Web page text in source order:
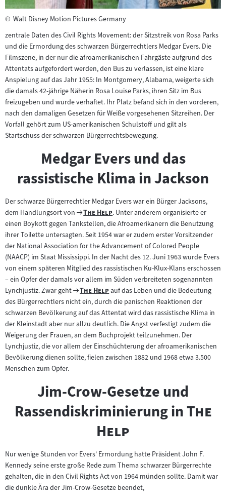
© Walt Disney Motion Pictures Germany
zentrale Daten des Civil Rights Movement: der Sitzstreik von Rosa Parks
und die Ermordung des schwarzen Bürgerrechtlers Medgar Evers. Die
Filmszene, in der nur die afroamerikanischen Fahrgäste aufgrund des
Attentats aufgefordert werden, den Bus zu verlassen, ist eine klare
Anspielung auf das Jahr 1955: In Montgomery, Alabama, weigerte sich
die damals 42-jährige Näherin Rosa Louise Parks, ihren Sitz im Bus
freizugeben und wurde verhaftet. Ihr Platz befand sich in den vorderen,
nach den damaligen Gesetzen für Weiße vorgesehenen Sitzreihen. Der
Vorfall gehört zum US-amerikanischen Schulstoff und gilt als
Startschuss der schwarzen Bürgerrechtsbewegung.
Medgar Evers und das
rassistische Klima in Jackson
Der schwarze Bürgerrechtler Medgar Evers war ein Bürger Jacksons,
dem Handlungsort von
Zum
Filmarchiv:
"
The Help"
. Unter anderem organisierte er
einen Boykott gegen Tankstellen, die Afroamerikanern die Benutzung
ihrer Toilette untersagten. Seit 1954 war er zudem erster Vorsitzender
der National Association for the Advancement of Colored People
(NAACP) im Staat Mississippi. In der Nacht des 12. Juni 1963 wurde Evers
von einem späteren Mitglied des rassistischen Ku-Klux-Klans erschossen
– ein Opfer der damals vor allem im Süden verbreiteten sogenannten
Lynchjustiz. Zwar geht
Zum
Filmarchiv:
"
The Help"auf das Leben und die Bedeutung
des Bürgerrechtlers nicht ein, durch die panischen Reaktionen der
schwarzen Bevölkerung auf das Attentat wird das rassistische Klima in
der Kleinstadt aber nur allzu deutlich. Die Angst verfestigt zudem die
Weigerung der Frauen, an dem Buchprojekt teilzunehmen. Der
Lynchjustiz, die vor allem der Einschüchterung der afroamerikanischen
Bevölkerung dienen sollte, fielen zwischen 1882 und 1968 etwa 3.500
Menschen zum Opfer.
Jim-Crow-Gesetze und
Rassendiskriminierung in"
The
Help
Nur wenige Stunden vor Evers' Ermordung hatte Präsident John F.
Kennedy seine erste große Rede zum Thema schwarzer Bürgerrechte
gehalten, die in den Civil Rights Act von 1964 münden sollte. Damit war
die dunkle Ära der Jim-Crow-Gesetze beendet,